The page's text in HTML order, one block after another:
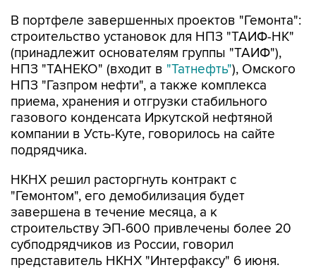
В портфеле завершенных проектов "Гемонта":
строительство установок для НПЗ "ТАИФ-НК"
(принадлежит основателям группы "ТАИФ"),
НПЗ "ТАНЕКО" (входит в "Татнефть"), Омского
НПЗ "Газпром нефти", а также комплекса
приема, хранения и отгрузки стабильного
газового конденсата Иркутской нефтяной
компании в Усть-Куте, говорилось на сайте
подрядчика.
НКНХ решил расторгнуть контракт с
"Гемонтом", его демобилизация будет
завершена в течение месяца, а к
строительству ЭП-600 привлечены более 20
субподрядчиков из России, говорил
представитель НКНХ "Интерфаксу" 6 июня.